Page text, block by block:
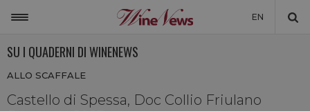
EN
NON SOLO VINO
SU I QUADERNI DI WINENEWS
ALLO SCAFFALE
Castello di Spessa, Doc Collio Friulano